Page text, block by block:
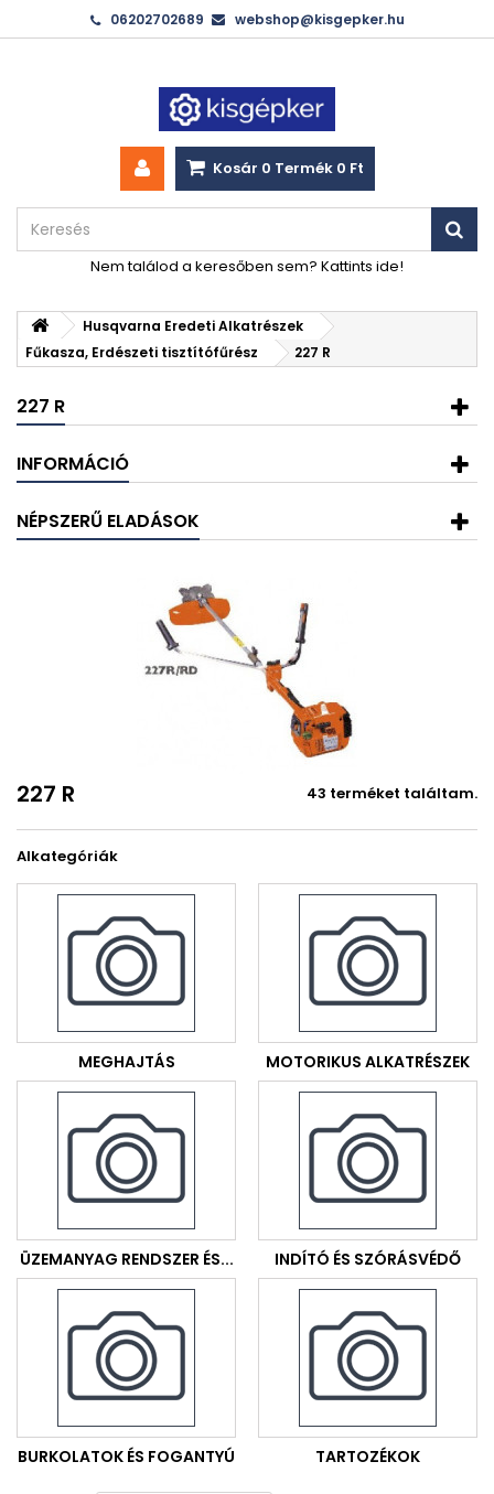
06202702689 webshop@kisgepker.hu
Kosár 0 Termék 0 Ft‎
Nem találod a keresőben sem? Kattints ide!
Husqvarna Eredeti Alkatrészek
Fűkasza, Erdészeti tisztítófűrész
227 R
227 R
INFORMÁCIÓ
NÉPSZERŰ ELADÁSOK
227 R 43 terméket találtam.
Alkategóriák
MEGHAJTÁS MOTORIKUS ALKATRÉSZEK
ÜZEMANYAG RENDSZER ÉS... INDÍTÓ ÉS SZÓRÁSVÉDŐ
BURKOLATOK ÉS FOGANTYÚ TARTOZÉKOK